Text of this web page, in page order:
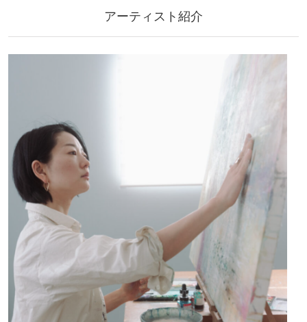
アーティスト紹介